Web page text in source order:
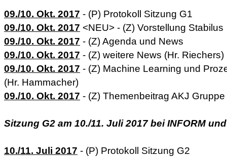
09./10. Okt. 2017 - (P) Protokoll Sitzung G1
09./10. Okt. 2017 <NEU> - (Z) Vorstellung Stabilus
09./10. Okt. 2017 - (Z) Agenda und News
09./10. Okt. 2017 - (Z) weitere News (Hr. Riechers)
09./10. Okt. 2017 - (Z) Machine Learning und
(Hr. Hammacher)
09./10. Okt. 2017 - (Z) Themenbeitrag AKJ
Sitzung G2 am 10./11. Juli 2017 bei INFORM
10./11. Juli 2017 - (P) Protokoll Sitzung G2